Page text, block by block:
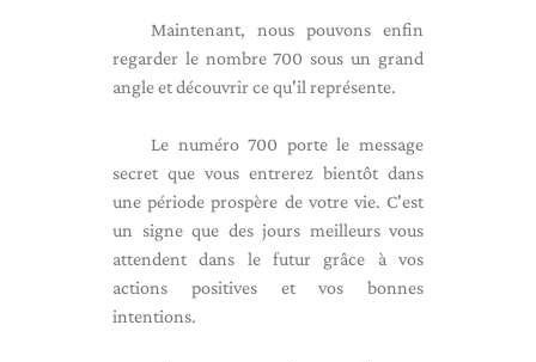
Maintenant, nous pouvons enfin
regarder le nombre 700 sous un grand
angle et découvrir ce qu'il représente.
Le numéro 700 porte le message
secret que vous entrerez bientôt dans
une période prospère de votre vie. C'est
un signe que des jours meilleurs vous
attendent dans le futur grâce à vos
actions positives et vos bonnes
intentions.